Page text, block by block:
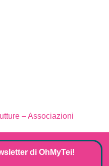
– Associazioni
di OhMyTei!